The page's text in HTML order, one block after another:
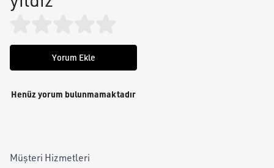
Yorum Ekle
Henüz yorum bulunmamaktadır
Müşteri Hizmetleri